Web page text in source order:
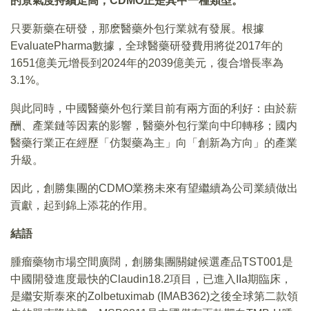
只要新藥在研發，那麽醫藥外包行業就有發展。根據
EvaluatePharma數據，全球醫藥研發費用將從2017年的
1651億美元增長到2024年的2039億美元，復合增長率為
3.1%。
與此同時，中國醫藥外包行業目前有兩方面的利好：由於薪
酬、產業鏈等因素的影響，醫藥外包行業向中印轉移；國内
醫藥行業正在經歷「仿製藥為主」向「創新為方向」的產業
升級。
因此，創勝集團的CDMO業務未來有望繼續為公司業績做出
貢獻，起到錦上添花的作用。
結語
腫瘤藥物市場空間廣闊，創勝集團關鍵候選產品TST001是
中國開發進度最快的Claudin18.2項目，已進入IIa期臨床，
是繼安斯泰來的Zolbetuximab (IMAB362)之後全球第二款領